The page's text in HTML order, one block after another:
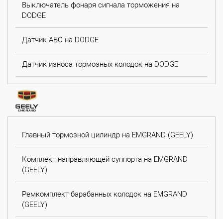
Выключатель фонаря сигнала торможения на
DODGE
Датчик АБС на DODGE
Датчик износа тормозных колодок на DODGE
Главный тормозной цилиндр на EMGRAND (GEELY)
Комплект направляющей суппорта на EMGRAND
(GEELY)
Ремкомплект барабанных колодок на EMGRAND
(GEELY)